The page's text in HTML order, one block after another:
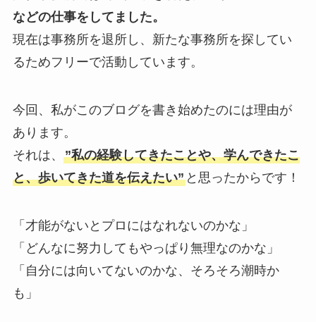
などの仕事をしてました。
現在は事務所を退所し、新たな事務所を探してい
るためフリーで活動しています。
今回、私がこのブログを書き始めたのには理由が
あります。
それは、 ”私の経験してきたことや、学んできたこ
と、歩いてきた道を伝えたい”と思ったからです！
「才能がないとプロにはなれないのかな」
「どんなに努力してもやっぱり無理なのかな」
「自分には向いてないのかな、そろそろ潮時か
も」